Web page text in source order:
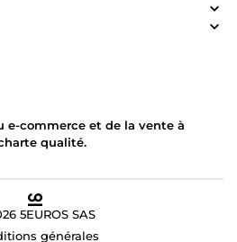
e-commerce et de la vente à
qualité.
5EUROS SAS
générales